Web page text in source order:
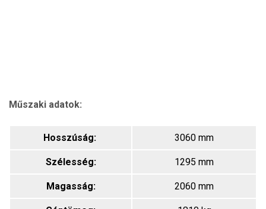
Műszaki adatok:
Hosszúság: 3060 mm
Szélesség: 1295 mm
Magasság: 2060 mm